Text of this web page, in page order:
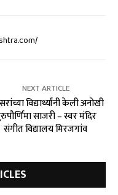
NEXT ARTICLE
विद्यार्थ्यांनी केली अनोखी
साजरी – स्वर मंदिर
संगीत विद्यालय मिरजगांव